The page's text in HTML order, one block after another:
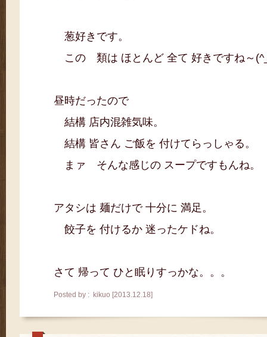
葱好きです。
この 類は ほとんど 全て 好きですね～
昼時だったので
結構 店内混雑気味。
結構 皆さん ご飯を 付けてらっしゃる。
まァ そんな感じの スープですもんね。
アタシは 麺だけで 十分に 満足。
餃子を 付けるか 迷ったケドね。
さて 帰って ひと眠りすっかな。。。
Posted by : kikuo [2013.12.18]